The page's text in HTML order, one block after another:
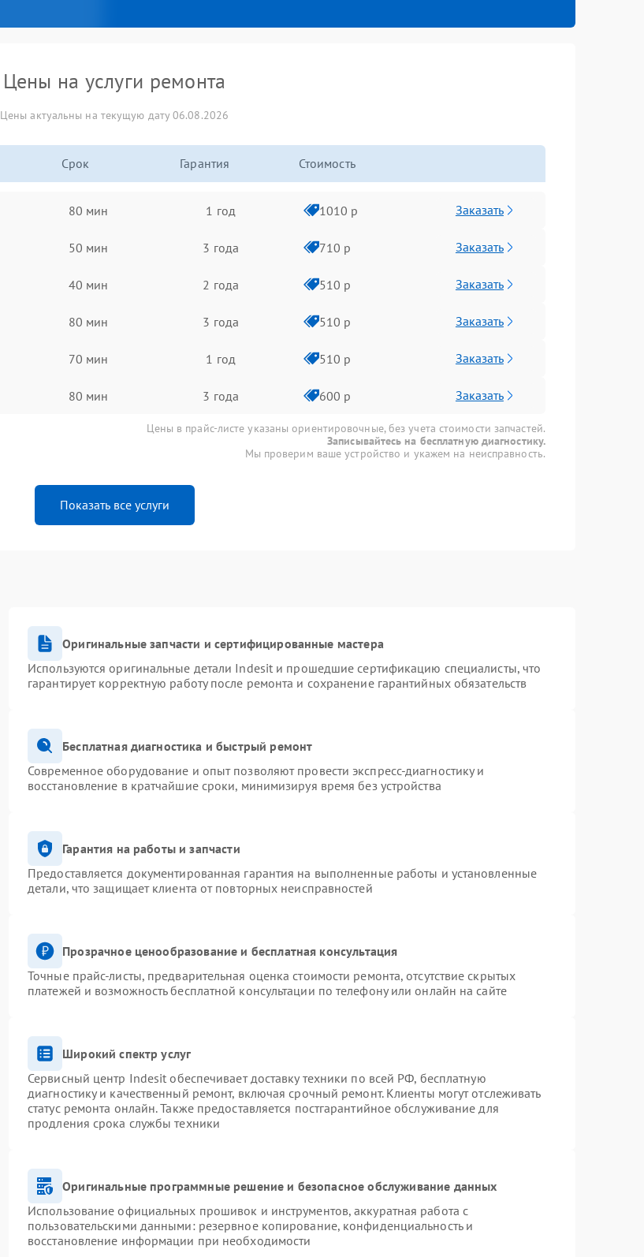
Цены на услуги ремонта
Цены актуальны на текущую дату 06.08.2026
Срок Гарантия Стоимость
80 мин 1 год 1010 р Заказать
50 мин 3 года 710 р Заказать
40 мин 2 года 510 р Заказать
80 мин 3 года 510 р Заказать
70 мин 1 год 510 р Заказать
80 мин 3 года 600 р Заказать
Цены в прайс-листе указаны ориентировочные, без учета стоимости запчастей.
Записывайтесь на бесплатную диагностику.
Мы проверим ваше устройство и укажем на неисправность.
Показать все услуги
Оригинальные запчасти и сертифицированные мастера
Используются оригинальные детали Indesit и прошедшие сертификацию специалисты, что
гарантирует корректную работу после ремонта и сохранение гарантийных обязательств
Бесплатная диагностика и быстрый ремонт
Современное оборудование и опыт позволяют провести экспресс-диагностику и
восстановление в кратчайшие сроки, минимизируя время без устройства
Гарантия на работы и запчасти
Предоставляется документированная гарантия на выполненные работы и установленные
детали, что защищает клиента от повторных неисправностей
Прозрачное ценообразование и бесплатная консультация
Точные прайс-листы, предварительная оценка стоимости ремонта, отсутствие скрытых
платежей и возможность бесплатной консультации по телефону или онлайн на сайте
Широкий спектр услуг
Сервисный центр Indesit обеспечивает доставку техники по всей РФ, бесплатную
диагностику и качественный ремонт, включая срочный ремонт. Клиенты могут отслеживать
статус ремонта онлайн. Также предоставляется постгарантийное обслуживание для
продления срока службы техники
Оригинальные программные решение и безопасное обслуживание данных
Использование официальных прошивок и инструментов, аккуратная работа с
пользовательскими данными: резервное копирование, конфиденциальность и
восстановление информации при необходимости